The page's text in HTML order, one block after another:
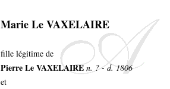
Marie Le VAXELAIRE
fille légitime de
Pierre Le VAXELAIREn. ? - d. 1806
et